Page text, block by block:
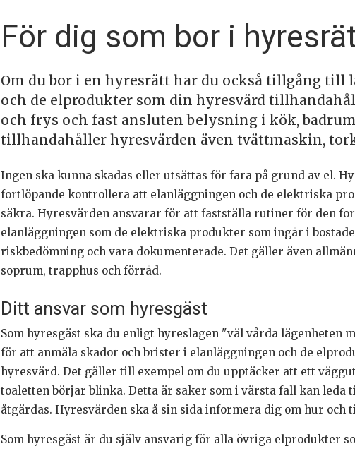
För dig som bor i
Om du bor i en hyresrätt har du också tillgång till
och de elprodukter som din hyresvärd
och frys och fast ansluten belysning i kök,
tillhandahåller hyresvärden även tvättmaskin,
Ingen ska kunna skadas eller utsättas för fara på grund av el.
fortlöpande kontrollera att elanläggningen och de elektriska
säkra. Hyresvärden ansvarar för att fastställa rutiner för den
elanläggningen som de elektriska produkter som ingår i
riskbedömning och vara dokumenterade. Det gäller även
soprum, trapphus och förråd.
Ditt ansvar som hyresgäst
Som hyresgäst ska du enligt hyreslagen "väl vårda lägenheten
för att anmäla skador och brister i elanläggningen och de
hyresvärd. Det gäller till exempel om du upptäcker att ett
toaletten börjar blinka. Detta är saker som i värsta fall kan leda
åtgärdas. Hyresvärden ska å sin sida informera dig om hur och
Som hyresgäst är du själv ansvarig för alla övriga elprodukter